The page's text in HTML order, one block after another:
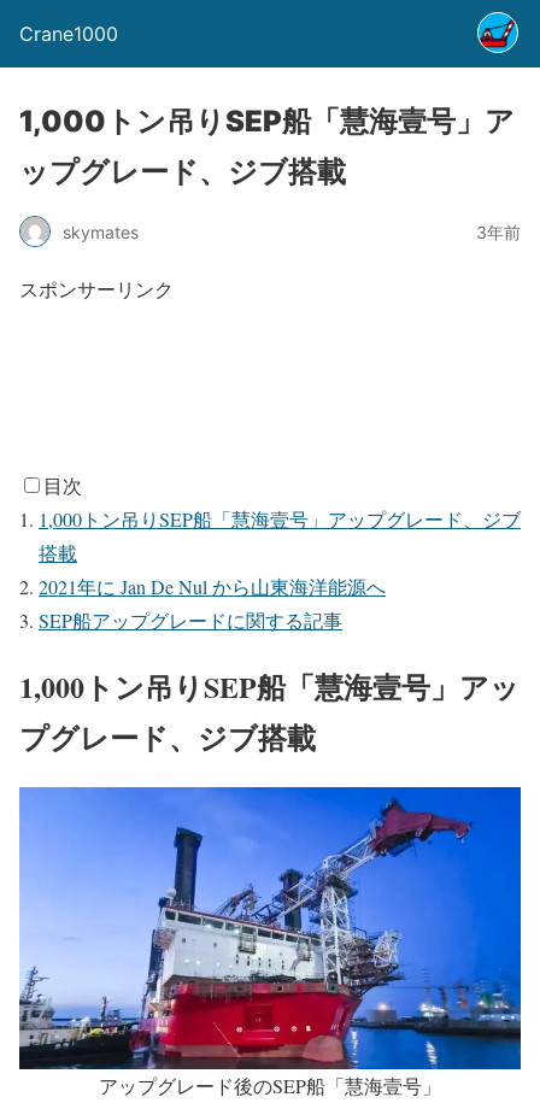
Crane1000
1,000トン吊りSEP船「慧海壹号」ア
ップグレード、ジブ搭載
skymates 3年前
スポンサーリンク
目次
1,000トン吊りSEP船「慧海壹号」アップグレード、ジブ
搭載
2021年に Jan De Nul から山東海洋能源へ
SEP船アップグレードに関する記事
1,000トン吊りSEP船「慧海壹号」アッ
プグレード、ジブ搭載
アップグレード後のSEP船「慧海壹号」